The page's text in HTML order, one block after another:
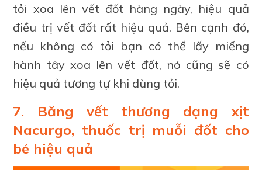
tỏi xoa lên vết đốt hàng ngày, hiệu quả
điều trị vết đốt rất hiệu quả. Bên cạnh đó,
nếu không có tỏi bạn có thể lấy miếng
hành tây xoa lên vết đốt, nó cũng sẽ có
hiệu quả tương tự khi dùng tỏi.
7. Băng vết thương dạng xịt
Nacurgo, thuốc trị muỗi đốt cho
bé hiệu quả